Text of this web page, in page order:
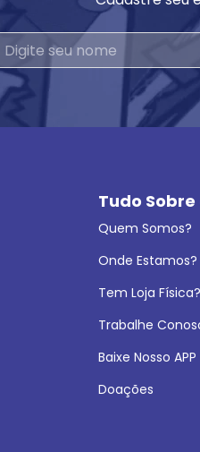
Tudo Sobre
Quem Somos?
Onde Estamos?
Tem Loja Física?
Trabalhe
Baixe Nosso APP
Doações